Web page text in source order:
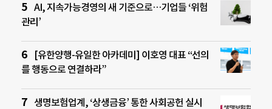
AI, 지속가능경영의 새 기준으로…기업들 ‘위험
관리’
[유한양행-유일한 아카데미] 이호영 대표 “선의
를 행동으로 연결하라”
생명보험업계, ‘상생금융’ 통한 사회공헌 실시